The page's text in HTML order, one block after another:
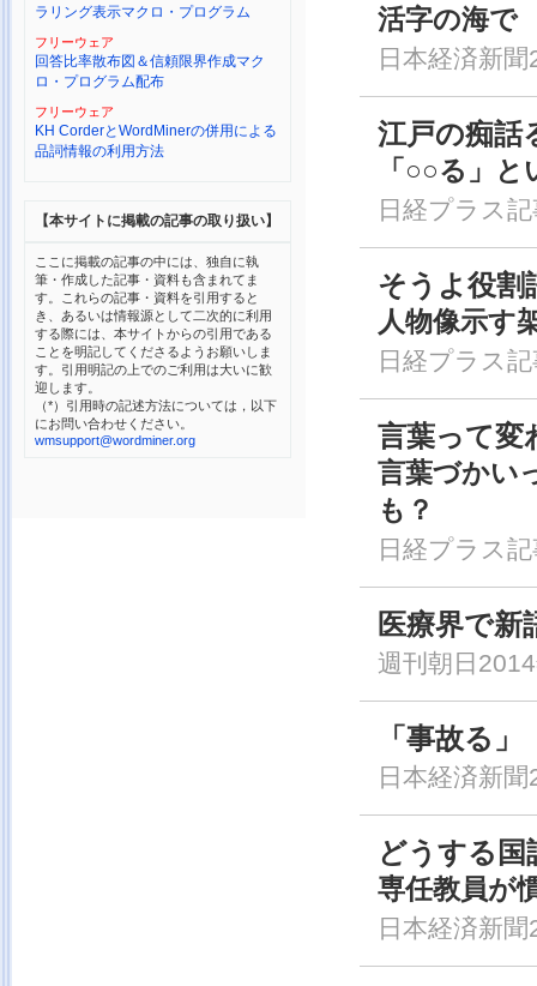
ラリング表示マクロ・プログラム
フリーウェア
回答比率散布図＆信頼限界作成マク
ロ・プログラム配布
フリーウェア
KH CorderとWordMinerの併用による
品詞情報の利用方法
【本サイトに掲載の記事の取り扱い】
ここに掲載の記事の中には、独自に執
筆・作成した記事・資料も含まれてま
す。これらの記事・資料を引用すると
き、あるいは情報源として二次的に利用
する際には、本サイトからの引用である
ことを明記してくださるようお願いしま
す。引用明記の上でのご利用は大いに歓
迎します。
（*）引用時の記述方法については，以下
にお問い合わせください。
wmsupport@wordminer.org
活字の海で
日本経済新
江戸の痴話
「○○る」
日経プラス
そうよ役割
人物像示す
日経プラス
言葉って変
言葉づかい
も？
日経プラス
医療界で新
週刊朝日
「事故る
日本経済新
どうする国
専任教員が
日本経済新